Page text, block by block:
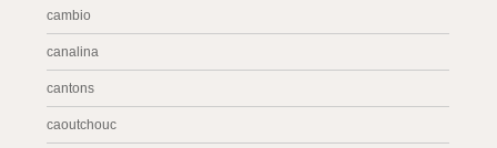
cambio
canalina
cantons
caoutchouc